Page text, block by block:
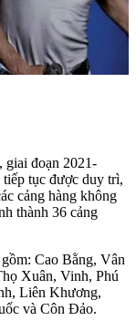
giai đoạn 2021-
tiếp tục được duy trì,
cảng hàng không
thành 36 cảng
Cao Bằng, Vân
Xuân, Vinh, Phú
Liên Khương,
và Côn Đảo.